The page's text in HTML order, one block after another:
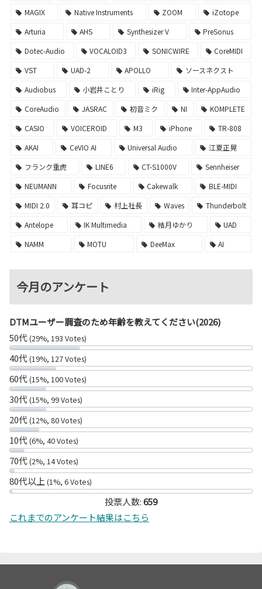
MAGIX
Native Instruments ZOOM
iZotope
Arturia
AHS Synthesizer V
PreSonus
Dotec-Audio
VOCALOID3 SONICWIRE
CoreMIDI
VST
UAD-2 APOLLO
ソースネクスト
Audiobus
小岩井ことり iRig
Inter-AppAudio
CoreAudio
JASRAC 初音ミク NI
KOMPLETE
CASIO
VOICEROID M3 iPhone
TR-808
AKAI
CeVIO AI Universal Audio
江夏正晃
フランク重虎
LINE6 CT-S1000V
Sennheiser
NEUMANN
Focusrite Cakewalk
BLE-MIDI
MIDI 2.0
耳コピ 村上社長 Waves
Thunderbolt
Antelope
IK Multimedia 結月ゆかり
UAD
NAMM
MOTU DeeMax AI
今月のアンケート
DTMユーザー調査のため年齢を教えてください(2026)
50代(29%, 193 Votes)
40代(19%, 127 Votes)
60代(15%, 100 Votes)
30代(15%, 99 Votes)
20代(12%, 80 Votes)
10代(6%, 40 Votes)
70代(2%, 14 Votes)
80代以上 (1%, 6 Votes)
投票人数:659
これまでのアンケート結果はこちら